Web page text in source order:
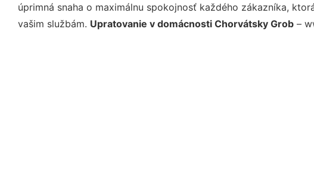
úprimná snaha o maximálnu spokojnosť každého zákazníka,
vašim službám. Upratovanie v domácnosti Chorvátsky Grob –